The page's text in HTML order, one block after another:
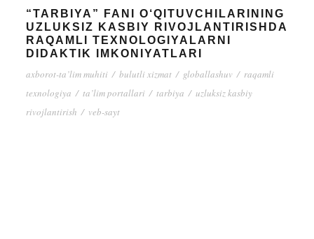
“TARBIYA” FANI O‘QITUVCHILARINING
UZLUKSIZ KASBIY RIVOJLANTIRISHDA
RAQAMLI TEXNOLOGIYALARNI
DIDAKTIK IMKONIYATLARI
axborot-ta’lim muhiti / bulutli xizmat / globallashuv / raqamli
texnologiya / ta’lim portallari / tarbiya / uzluksiz kasbiy
rivojlantirish / veb-sayt